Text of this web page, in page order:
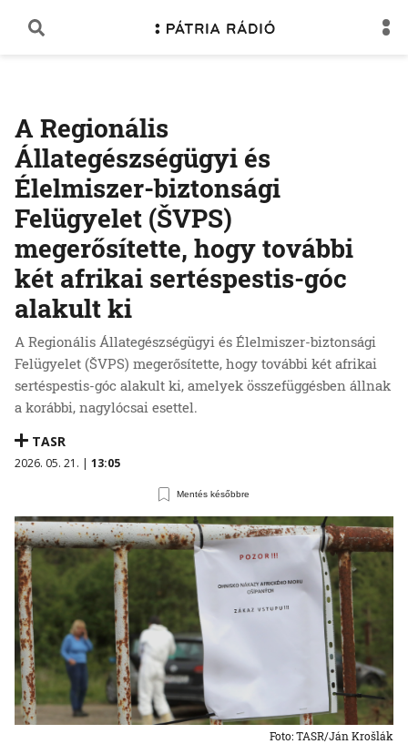
A Regionális
Állategészségügyi és
Élelmiszer-biztonsági
Felügyelet (ŠVPS)
megerősítette, hogy további
két afrikai sertéspestis-góc
alakult ki
A Regionális Állategészségügyi és Élelmiszer-biztonsági
Felügyelet (ŠVPS) megerősítette, hogy további két afrikai
sertéspestis-góc alakult ki, amelyek összefüggésben állnak
a korábbi, nagylócsai esettel.
TASR
2026. 05. 21. | 13:05
Mentés későbbre
Foto: TASR/Ján Krošlák